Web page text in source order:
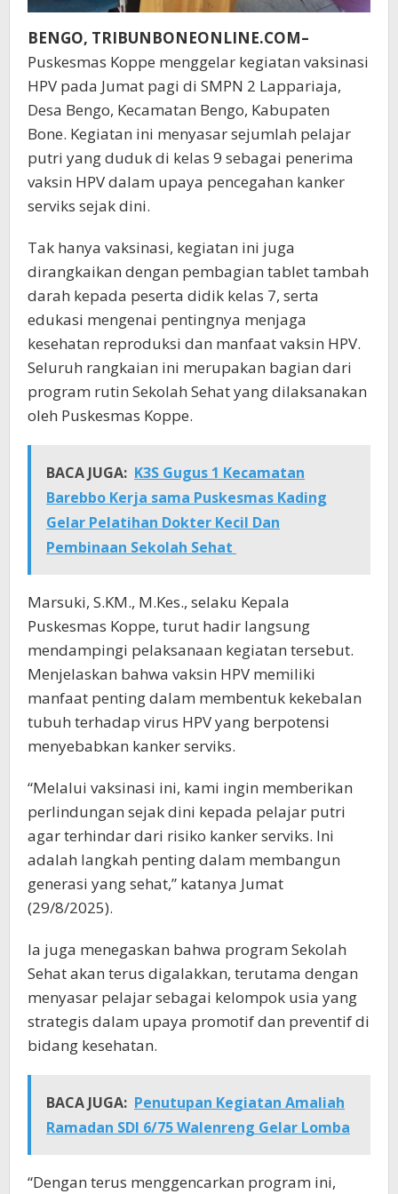
BENGO, TRIBUNBONEONLINE.COM–
Puskesmas Koppe menggelar kegiatan vaksinasi
HPV pada Jumat pagi di SMPN 2 Lappariaja,
Desa Bengo, Kecamatan Bengo, Kabupaten
Bone. Kegiatan ini menyasar sejumlah pelajar
putri yang duduk di kelas 9 sebagai penerima
vaksin HPV dalam upaya pencegahan kanker
serviks sejak dini.
Tak hanya vaksinasi, kegiatan ini juga
dirangkaikan dengan pembagian tablet tambah
darah kepada peserta didik kelas 7, serta
edukasi mengenai pentingnya menjaga
kesehatan reproduksi dan manfaat vaksin HPV.
Seluruh rangkaian ini merupakan bagian dari
program rutin Sekolah Sehat yang dilaksanakan
oleh Puskesmas Koppe.
BACA JUGA: K3S Gugus 1 Kecamatan
Barebbo Kerja sama Puskesmas Kading
Gelar Pelatihan Dokter Kecil Dan
Pembinaan Sekolah Sehat
Marsuki, S.KM., M.Kes., selaku Kepala
Puskesmas Koppe, turut hadir langsung
mendampingi pelaksanaan kegiatan tersebut.
Menjelaskan bahwa vaksin HPV memiliki
manfaat penting dalam membentuk kekebalan
tubuh terhadap virus HPV yang berpotensi
menyebabkan kanker serviks.
“Melalui vaksinasi ini, kami ingin memberikan
perlindungan sejak dini kepada pelajar putri
agar terhindar dari risiko kanker serviks. Ini
adalah langkah penting dalam membangun
generasi yang sehat,” katanya Jumat
(29/8/2025).
Ia juga menegaskan bahwa program Sekolah
Sehat akan terus digalakkan, terutama dengan
menyasar pelajar sebagai kelompok usia yang
strategis dalam upaya promotif dan preventif di
bidang kesehatan.
BACA JUGA: Penutupan Kegiatan Amaliah
Ramadan SDI 6/75 Walenreng Gelar Lomba
“Dengan terus menggencarkan program ini,